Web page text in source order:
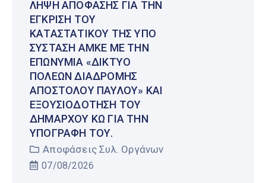
ΛΉΨΗ ΑΠΌΦΑΣΗΣ ΓΙΑ ΤΗΝ
ΈΓΚΡΙΣΗ ΤΟΥ
ΚΑΤΑΣΤΑΤΙΚΟΎ ΤΗΣ ΥΠΌ
ΣΎΣΤΑΣΗ ΑΜΚΕ ΜΕ ΤΗΝ
ΕΠΩΝΥΜΊΑ «ΔΊΚΤΥΟ
ΠΌΛΕΩΝ ΔΙΑΔΡΟΜΉΣ
ΑΠΟΣΤΌΛΟΥ ΠΑΎΛΟΥ» ΚΑΙ
ΕΞΟΥΣΙΟΔΌΤΗΣΗ ΤΟΥ
ΔΗΜΆΡΧΟΥ ΚΩ ΓΙΑ ΤΗΝ
ΥΠΟΓΡΑΦΉ ΤΟΥ.
Αποφάσεις Συλ. Οργάνων
07/08/2026